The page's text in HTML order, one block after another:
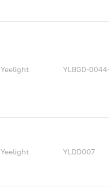
Yeelight YLBGD-
Yeelight YLDD007